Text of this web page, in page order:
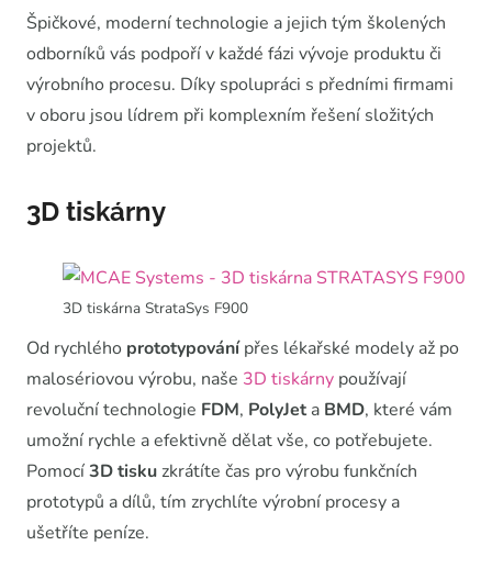
Špičkové, moderní technologie a jejich tým školených
odborníků vás podpoří v každé fázi vývoje produktu či
výrobního procesu. Díky spolupráci s předními firmami
v oboru jsou lídrem při komplexním řešení složitých
projektů.
3D tiskárny
3D tiskárna StrataSys F900
Od rychlého prototypovánípřes lékařské modely až po
malosériovou výrobu, naše 3D tiskárny používají
revoluční technologie FDM, PolyJeta BMD, které vám
umožní rychle a efektivně dělat vše, co potřebujete.
Pomocí3D tisku zkrátíte čas pro výrobu funkčních
prototypů a dílů, tím zrychlíte výrobní procesy a
ušetříte peníze.